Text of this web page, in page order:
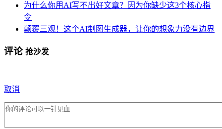
为什么你用AI写不出好文章？因为你缺少这3个核心指
令
颠覆三观！这个AI制图生成器，让你的想象力没有边界
评论 抢沙发
取消